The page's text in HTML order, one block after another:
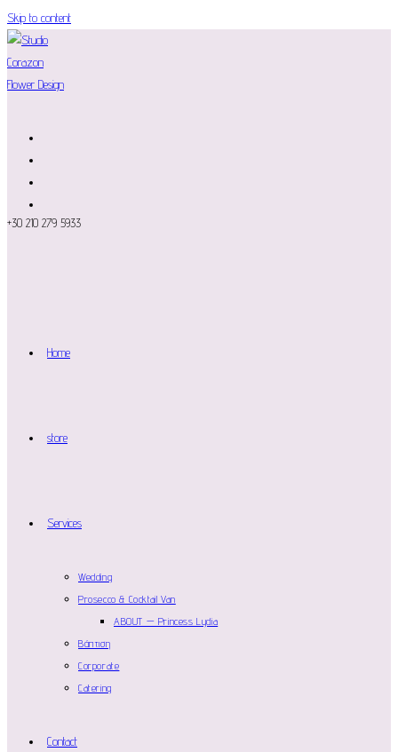
Skip to content
+30 210 279 5933
Home
store
Services
Wedding
Prosecco & Cocktail Van
ABOUT — Princess Lydia
Βάπτιση
Corporate
Catering
Contact